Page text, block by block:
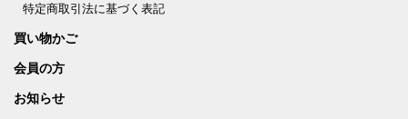
特定商取引法に基づく表記
買い物かご
会員の方
お知らせ